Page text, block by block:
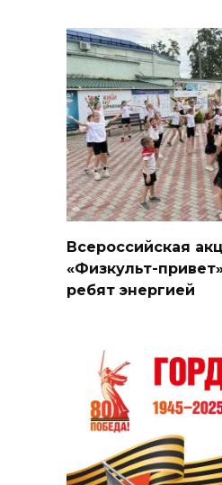
Всероссийская
«Физкульт-
ребят энергией